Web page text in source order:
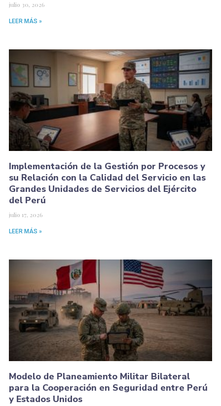
julio 30, 2026
LEER MÁS »
Implementación de la Gestión por Procesos y
su Relación con la Calidad del Servicio en las
Grandes Unidades de Servicios del Ejército
del Perú
julio 17, 2026
LEER MÁS »
Modelo de Planeamiento Militar Bilateral
para la Cooperación en Seguridad entre Perú
y Estados Unidos